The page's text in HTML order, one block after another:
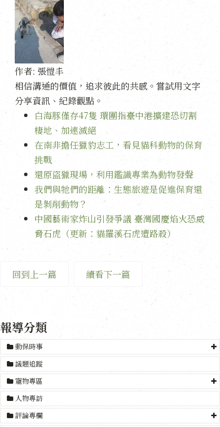
作者: 張愷丰
相信溝通的價值，追求彼此的共感。嘗試用文字
分享資訊、紀錄觀點。
白海豚僅存47隻 環團指臺中港擴建恐切割
棲地、加速滅絕
在南非擔任獵豹志工，看見貓科動物的保育
挑戰
還原盜獵現場，利用鑑識專業為動物發聲
我們與牠們的距離：生態旅遊是促進保育還
是剝削動物？
中國藝術家炸山引發爭議 臺灣國慶焰火恐威
脅石虎（更新：貓羅溪石虎遭路殺）
回到上一篇 續看下一篇
報導分類
動保時事
議題追蹤
寵物專區
人物專訪
評論專欄